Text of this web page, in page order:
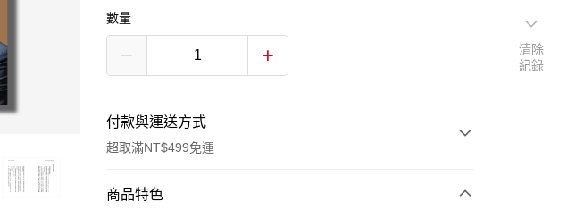
數量
付款與運送方式
超取滿NT$499免運
付款方式
商品特色
清除
紀錄